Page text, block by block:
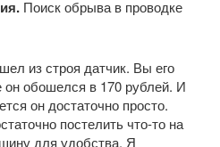
Поиск обрыва в проводке
из строя датчик. Вы его
он обошелся в 170 рублей. И
он достаточно просто.
постелить что-то на
для удобства. Я